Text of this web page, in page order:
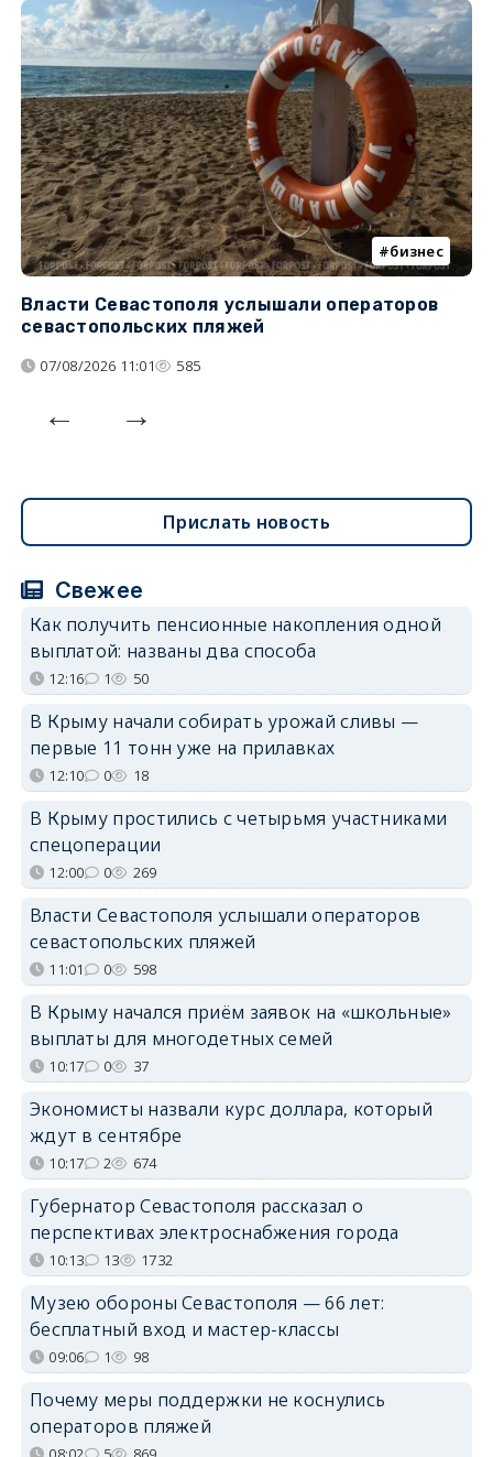
бизнес
Власти Севастополя услышали операторов
севастопольских пляжей
07/08/2026 11:01 585
Прислать новость
Свежее
Как получить пенсионные накопления одной
выплатой: названы два способа
12:16 1 50
В Крыму начали собирать урожай сливы —
первые 11 тонн уже на прилавках
12:10 0 18
В Крыму простились с четырьмя участниками
спецоперации
12:00 0 269
Власти Севастополя услышали операторов
севастопольских пляжей
11:01 0 598
В Крыму начался приём заявок на «школьные»
выплаты для многодетных семей
10:17 0 37
Экономисты назвали курс доллара, который
ждут в сентябре
10:17 2 674
Губернатор Севастополя рассказал о
перспективах электроснабжения города
10:13 13 1732
Музею обороны Севастополя — 66 лет:
бесплатный вход и мастер-классы
09:06 1 98
Почему меры поддержки не коснулись
операторов пляжей